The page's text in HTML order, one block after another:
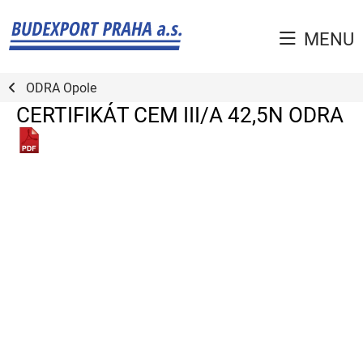
MENU
ODRA Opole
CERTIFIKÁT CEM III/A 42,5N ODRA